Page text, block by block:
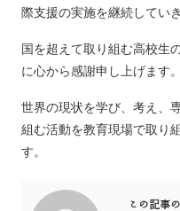
際支援の実施を継続していき
国を超えて取り組む高校生
に心から感謝申し上げます。
世界の現状を学び、考え、
組む活動を教育現場で取り
す。
この記事